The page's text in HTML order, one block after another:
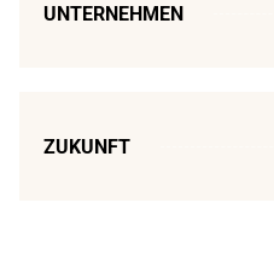
UNTERNEHMEN
ZUKUNFT